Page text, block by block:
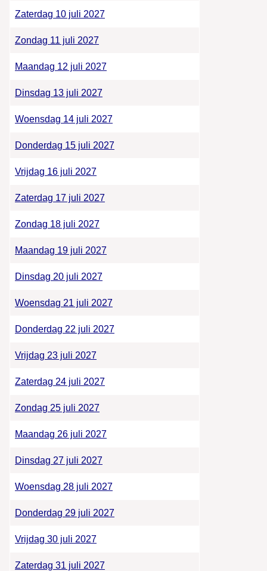
Zaterdag 10 juli 2027
Zondag 11 juli 2027
Maandag 12 juli 2027
Dinsdag 13 juli 2027
Woensdag 14 juli 2027
Donderdag 15 juli 2027
Vrijdag 16 juli 2027
Zaterdag 17 juli 2027
Zondag 18 juli 2027
Maandag 19 juli 2027
Dinsdag 20 juli 2027
Woensdag 21 juli 2027
Donderdag 22 juli 2027
Vrijdag 23 juli 2027
Zaterdag 24 juli 2027
Zondag 25 juli 2027
Maandag 26 juli 2027
Dinsdag 27 juli 2027
Woensdag 28 juli 2027
Donderdag 29 juli 2027
Vrijdag 30 juli 2027
Zaterdag 31 juli 2027